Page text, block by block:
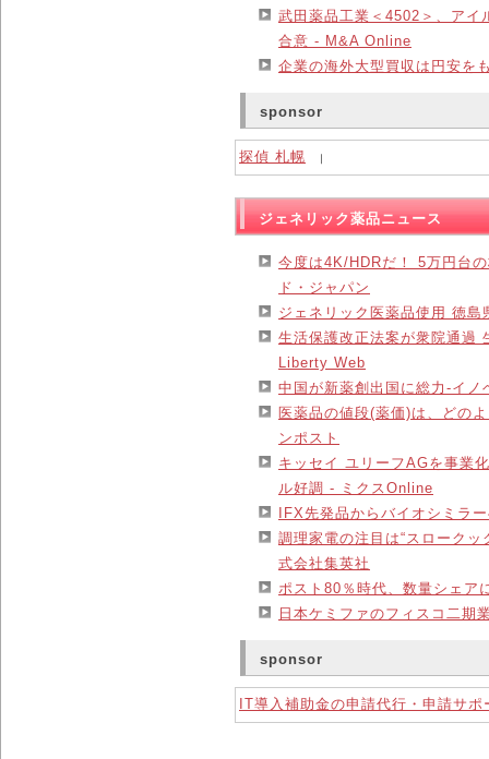
武田薬品工業＜4502＞、アイ
合意 - M&A Online
企業の海外大型買収は円安を
sponsor
探偵 札幌 ｜
ジェネリック薬品ニュース
今度は4K/HDRだ！ 5万円台
ド・ジャパン
ジェネリック医薬品使用 徳
生活保護改正法案が衆院通過
Liberty Web
中国が新薬創出国に総力‐イ
医薬品の値段(薬価)は、どの
ンポスト
キッセイ ユリーフAGを事業
ル好調 - ミクスOnline
IFX先発品からバイオシミラ
調理家電の注目は“スローク
式会社集英社
ポスト80％時代、数量シェア
日本ケミファのフィスコ二期
sponsor
IT導入補助金の申請代行・申請サ